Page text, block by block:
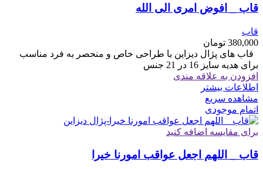
قاب _ افوض امری الی الله
قاب
380,000 تومان
قاب های پژال دیزاین با طراحی خاص و منحصر به فرد مناسب
برای هدیه سایز 16 در 21 جنس
افزودن به علاقه مندی
اطلاعات بیشتر
مشاهده سریع
اتمام موجودی
برای مقایسه اضافه کنید
قاب _ اللهم اجعل عواقب امورنا خیرا